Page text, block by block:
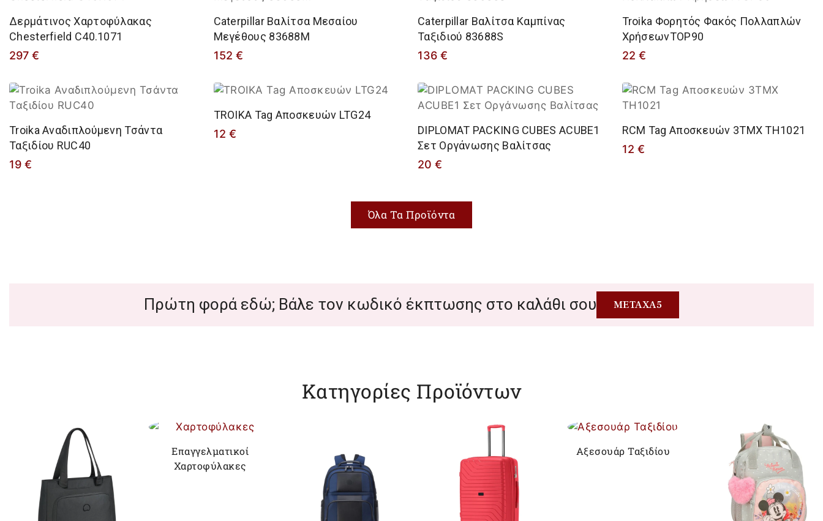
Δερμάτινος Χαρτοφύλακας
Chesterfield C40.1071
297 €
Caterpillar Βαλίτσα Μεσαίου
Μεγέθους 83688M
152 €
Caterpillar Βαλίτσα Καμπίνας
Ταξιδιού 83688S
136 €
Troika Φορητός Φακός Πολλαπλών
ΧρήσεωνTOP90
22 €
Troika Αναδιπλούμενη Τσάντα
Ταξιδίου RUC40
19 €
TROIKA Tag Αποσκευών LTG24
12 €
DIPLOMAT PACKING CUBES ACUBE1
Σετ Οργάνωσης Βαλίτσας
20 €
RCM Tag Αποσκευών 3TMX TH1021
12 €
Όλα Τα Προϊόντα
Πρώτη φορά εδώ; Βάλε τον κωδικό έκπτωσης στο καλάθι σου METAXA5
Κατηγορίες Προϊόντων
Επαγγελματικοί
Χαρτοφύλακες
Αξεσουάρ Ταξιδίου